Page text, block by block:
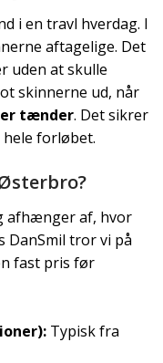
i en travl hverdag. I
aftagelige. Det
uden at skulle
skinnerne ud, når
tænder. Det sikrer
forløbet.
afhænger af, hvor
DanSmil tror vi på
fast pris før
Typisk fra